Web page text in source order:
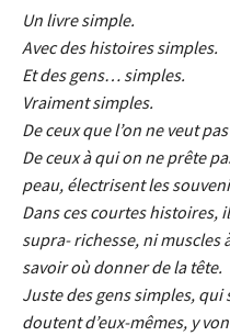
Un livre simple.
Avec des histoires simples.
Et des gens… simples.
Vraiment simples.
De ceux que l’on ne veut
De ceux à qui on ne prête
peau, électrisent les
Dans ces courtes histoires,
supra- richesse, ni muscles
savoir où donner de la tête.
Juste des gens simples,
doutent d’eux-mêmes, y